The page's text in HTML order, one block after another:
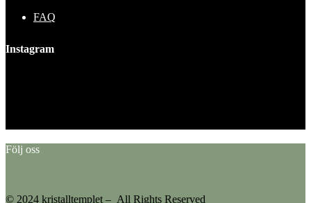
FAQ
Instagram
Följ oss
© 2024 kristalltemplet – All Rights Reserved